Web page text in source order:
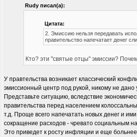
Rudy писал(а):
Цитата:
2. Эмиссию нельзя передавать
правительство напечатает денег
Кто? эти "святые отцы" эмиссии?
У правтельства возникает классический
эмиссионный центр под рукой, никому не
Представьте ситуацию, вследствие
правительства перед населением
т.д. Проще всего напечатать новых денег и
сокращение расходов - чревато социальным
Это приведет к росту инфляции и еще